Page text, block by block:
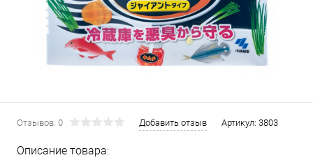
Отзывов: 0 Добавить отзыв Артикул: 3803
Описание товара: